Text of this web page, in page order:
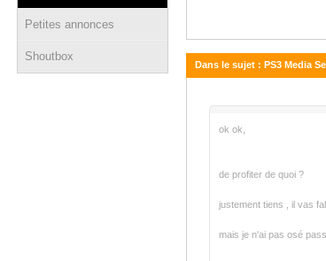
Petites annonces
Shoutbox
Dans le sujet : PS3 Media
ok ok,
de profiter de quoi ?
justement tiens , il vas
mais je n'ai pas osé